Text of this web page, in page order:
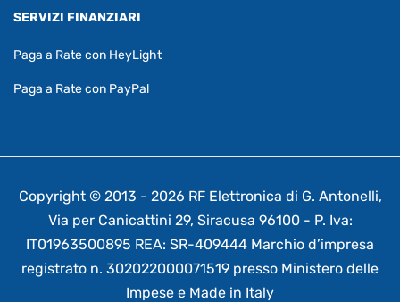
SERVIZI FINANZIARI
Paga a Rate con HeyLight
Paga a Rate con PayPal
Copyright © 2013 - 2026 RF Elettronica di G. Antonelli,
Via per Canicattini 29, Siracusa 96100 - P. Iva:
IT01963500895 REA: SR-409444 Marchio d’impresa
registrato n. 302022000071519 presso Ministero delle
Impese e Made in Italy